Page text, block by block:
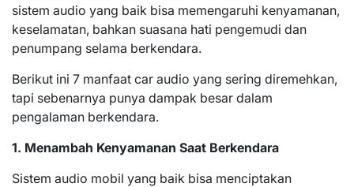
sistem audio yang baik bisa memengaruhi kenyamanan,
keselamatan, bahkan suasana hati pengemudi dan
penumpang selama berkendara.
Berikut ini 7 manfaat car audio yang sering diremehkan,
tapi sebenarnya punya dampak besar dalam
pengalaman berkendara.
1. Menambah Kenyamanan Saat Berkendara
Sistem audio mobil yang baik bisa menciptakan